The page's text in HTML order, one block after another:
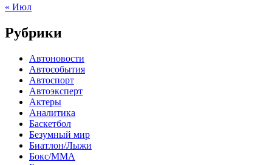
« Июл
Рубрики
Автоновости
Автособытия
Автоспорт
Автоэксперт
Актеры
Аналитика
Баскетбол
Безумный мир
Биатлон/Лыжи
Бокс/MMA